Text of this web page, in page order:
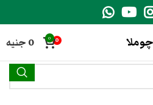
0
0
0 جنيه